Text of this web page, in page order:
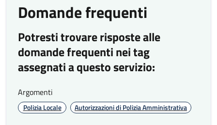
Risultati monitoraggio
standard qualità
Risultati qualità Polizia Amministrativa 2025
Azioni di miglioramento
in corso
L’organizzazione persegue il miglioramento
Domande frequenti
Potresti trovare risposte alle
domande frequenti nei tag
assegnati a questo servizio:
Argomenti
Polizia Locale Autorizzazioni di Polizia Amministrativa